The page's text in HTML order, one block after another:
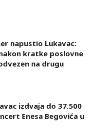
napustio Lukavac:
kratke poslovne
na drugu
izdvaja do 37.500
Enesa Begovića u